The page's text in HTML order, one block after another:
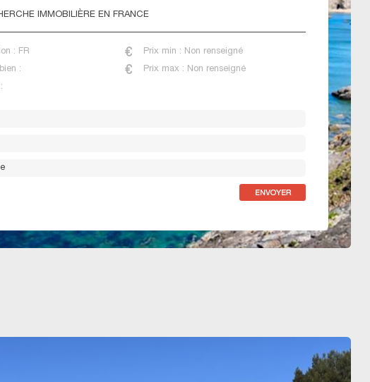
IMMOBILIÈRE EN FRANCE
: FR Prix min : Non renseigné
: Prix max : Non renseigné